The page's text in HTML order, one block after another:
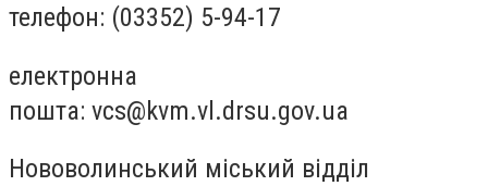
телефон: (03352) 5-94-17
електронна
пошта: vcs@kvm.vl.drsu.gov.ua
Нововолинський міський відділ